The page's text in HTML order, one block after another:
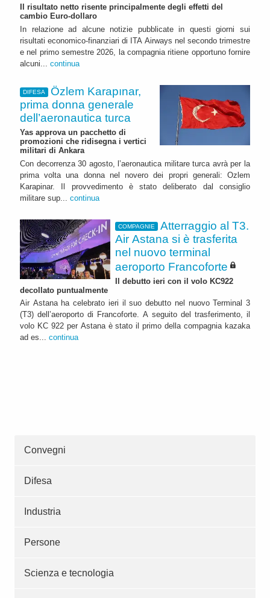
Il risultato netto risente principalmente degli effetti del
cambio Euro-dollaro
In relazione ad alcune notizie pubblicate in questi giorni sui
risultati economico-finanziari di ITA Airways nel secondo trimestre
e nel primo semestre 2026, la compagnia ritiene opportuno fornire
alcuni... continua
DIFESA
Özlem Karapınar,
prima donna generale
dell’aeronautica turca
Yas approva un pacchetto di
promozioni che ridisegna i vertici
militari di Ankara
Con decorrenza 30 agosto, l’aeronautica militare turca avrà per la
prima volta una donna nel novero dei propri generali: Ozlem
Karapinar. Il provvedimento è stato deliberato dal consiglio
militare sup... continua
COMPAGNIE
Atterraggio al T3.
Air Astana si è trasferita
nel nuovo terminal
aeroporto Francoforte
Il debutto ieri con il volo KC922
decollato puntualmente
Air Astana ha celebrato ieri il suo debutto nel nuovo Terminal 3
(T3) dell’aeroporto di Francoforte. A seguito del trasferimento, il
volo KC 922 per Astana è stato il primo della compagnia kazaka
ad es... continua
Convegni
Difesa
Industria
Persone
Scienza e tecnologia